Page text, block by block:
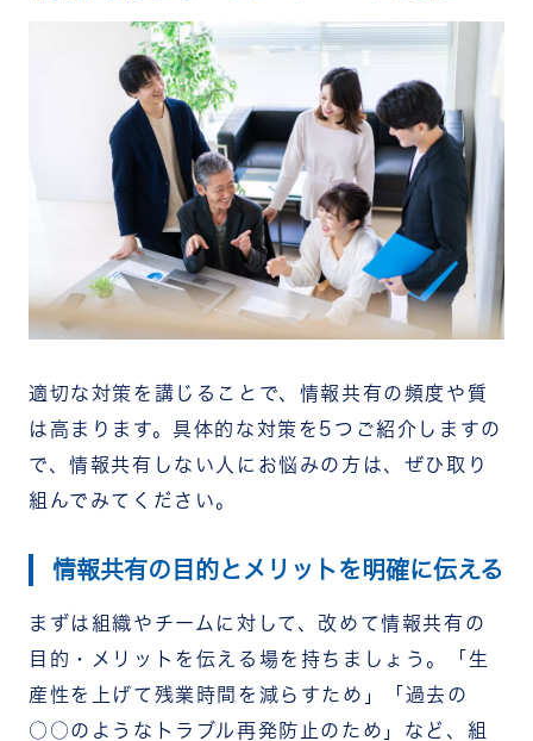
適切な対策を講じることで、情報共有の頻度や質
は高まります。具体的な対策を5つご紹介しますの
で、情報共有しない人にお悩みの方は、ぜひ取り
組んでみてください。
情報共有の目的とメリットを明確に伝える
まずは組織やチームに対して、改めて情報共有の
目的・メリットを伝える場を持ちましょう。「生
産性を上げて残業時間を減らすため」「過去の
○○のようなトラブル再発防止のため」など、組